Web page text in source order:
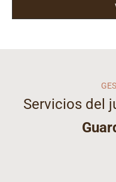
Servicios del